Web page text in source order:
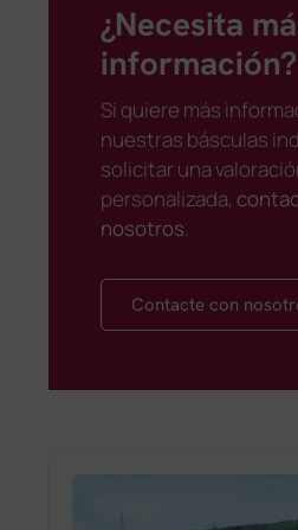
¿Necesita
información?
Si quiere más
nuestras básculas
solicitar una
personalizada,
nosotros.
Contacte con